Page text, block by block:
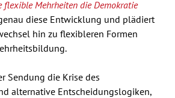
flexible Mehrheiten die Demokratie
diese Entwicklung und plädiert
hin zu flexibleren Formen
Sendung die Krise des
alternative Entscheidungslogiken,